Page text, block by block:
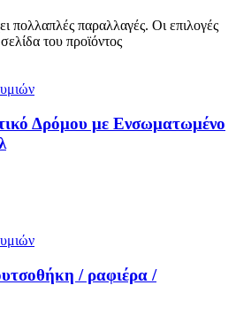
πολλαπλές παραλλαγές. Οι επιλογές
του προϊόντος
Δρόμου με Ενσωματωμένο
/ ραφιέρα /